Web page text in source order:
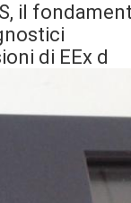
il
di EEx d